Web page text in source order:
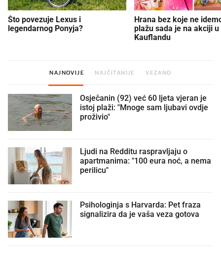
Što povezuje Lexus i
legendarnog Ponyja?
Hrana bez koje ne
plažu sada je na akciji u
Kauflandu
NAJNOVIJE NAJČITANIJE VEZANO
Osječanin (92) već 60 ljeta vjeran je
istoj plaži: "Mnoge sam ljubavi ovdje
proživio"
Ljudi na Redditu raspravljaju o
apartmanima: "100 eura noć, a nema
perilicu"
Psihologinja s Harvarda: Pet fraza
signalizira da je vaša veza gotova